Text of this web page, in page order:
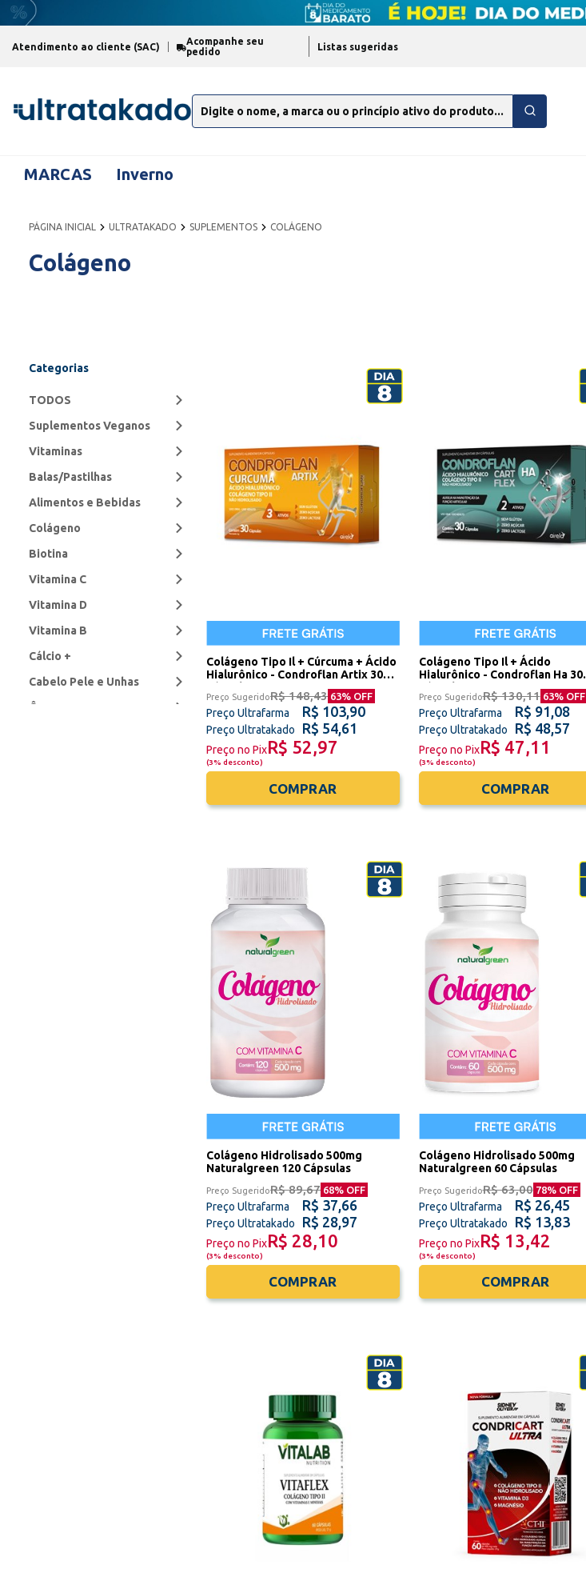
Atendimento ao cliente (SAC)
Acompanhe seu
pedido
Listas sugeridas
MARCAS Inverno
PÁGINA INICIAL ULTRATAKADO SUPLEMENTOS COLÁGENO
Colágeno
Categorias
TODOS
Suplementos Veganos
Vitaminas
Balas/Pastilhas
Alimentos e Bebidas
Colágeno
Biotina
Vitamina C
Vitamina D
Vitamina B
Cálcio +
Cabelo Pele e Unhas
Ômega
Colágeno Tipo Il + Cúrcuma + Ácido
Hialurônico - Condroflan Artix 30
Preço SugeridoR$ 148,43 63% OFF
Preço Ultrafarma R$ 103,90
Preço Ultratakado R$ 54,61
Preço no PixR$ 52,97
(3% desconto)
COMPRAR
Colágeno Tipo Il + Ácido
Hialurônico - Condroflan Ha 30
Preço SugeridoR$ 130,11 63% OFF
Preço Ultrafarma R$ 91,08
Preço Ultratakado R$ 48,57
Preço no PixR$ 47,11
(3% desconto)
COMPRAR
Colágeno Hidrolisado 500mg
Naturalgreen 120 Cápsulas
Preço SugeridoR$ 89,67 68% OFF
Preço Ultrafarma R$ 37,66
Preço Ultratakado R$ 28,97
Preço no PixR$ 28,10
(3% desconto)
COMPRAR
Colágeno Hidrolisado 500mg
Naturalgreen 60 Cápsulas
Preço SugeridoR$ 63,00 78% OFF
Preço Ultrafarma R$ 26,45
Preço Ultratakado R$ 13,83
Preço no PixR$ 13,42
(3% desconto)
COMPRAR